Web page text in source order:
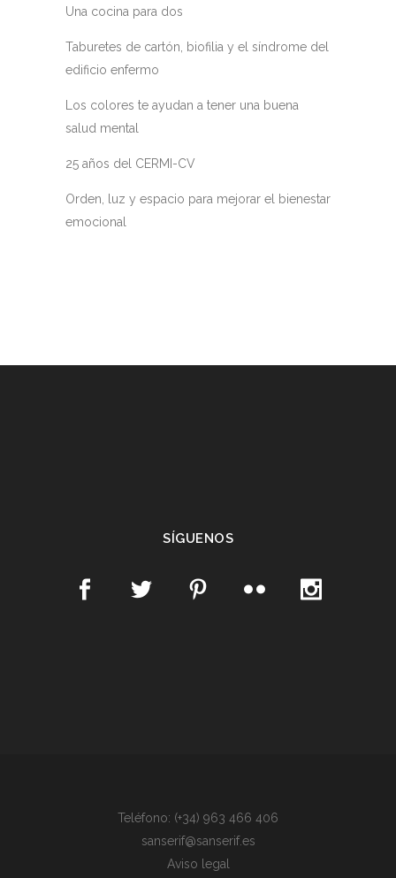
Una cocina para dos
Taburetes de cartón, biofilia y el síndrome del
edificio enfermo
Los colores te ayudan a tener una buena
salud mental
25 años del CERMI-CV
Orden, luz y espacio para mejorar el bienestar
emocional
SÍGUENOS
Teléfono: (+34) 963 466 406
sanserif@sanserif.es
Aviso legal